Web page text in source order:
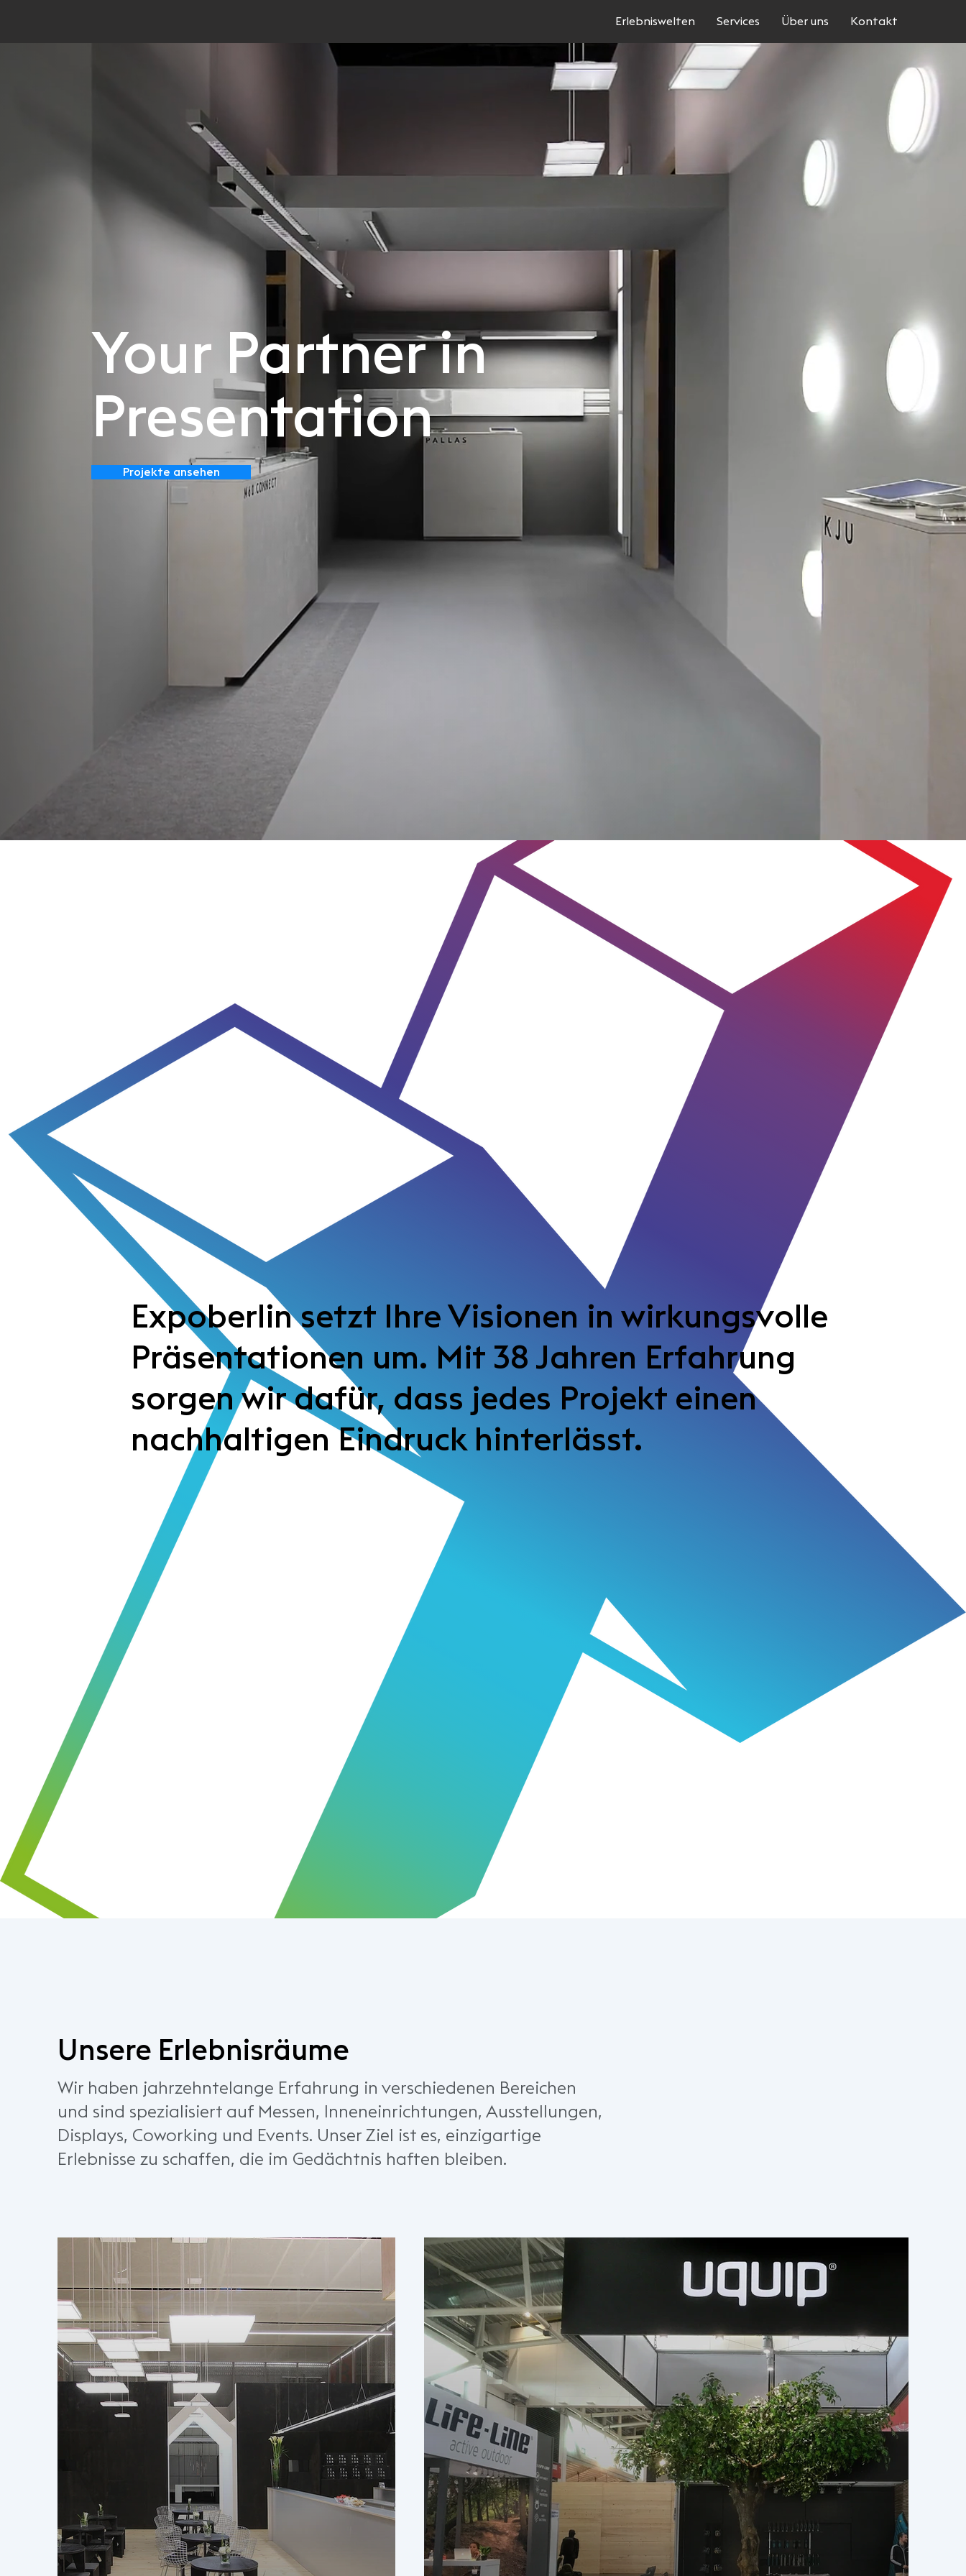
Erlebniswelten Services Über uns Kontakt
Your Partner in
Presentation
Projekte ansehen
Expoberlin setzt Ihre Visionen in wirkungsvolle
Präsentationen um. Mit 38 Jahren Erfahrung
sorgen wir dafür, dass jedes Projekt einen
nachhaltigen Eindruck hinterlässt.
Unsere Erlebnisräume
Wir haben jahrzehntelange Erfahrung in verschiedenen Bereichen
und sind spezialisiert auf Messen, Inneneinrichtungen, Ausstellungen,
Displays, Coworking und Events. Unser Ziel ist es, einzigartige
Erlebnisse zu schaffen, die im Gedächtnis haften bleiben.